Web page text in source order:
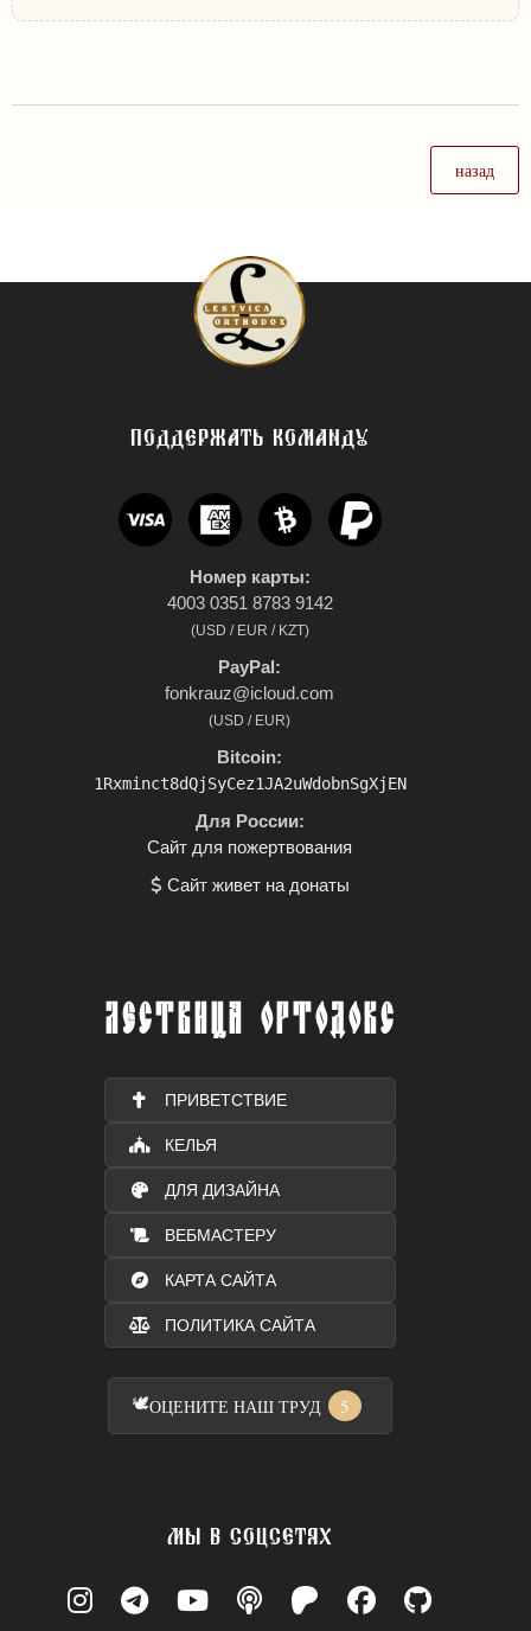
назад
ПОДДЕРЖАТЬ КОМАНДУ
Номер карты:
4003 0351 8783 9142
(USD / EUR / KZT)
PayPal:
fonkrauz@icloud.com
(USD / EUR)
Bitcoin:
1Rxminct8dQjSyCez1JA2uWdobnSgXjEN
Для России:
Сайт для пожертвования
Сайт живет на донаты
ЛЕСТВИЦА ОРТОДОКС
ПРИВЕТСТВИЕ
КЕЛЬЯ
ДЛЯ ДИЗАЙНА
ВЕБМАСТЕРУ
КАРТА САЙТА
ПОЛИТИКА САЙТА
🕊️ОЦЕНИТЕ НАШ ТРУД 5
МЫ В СОЦСЕТЯХ